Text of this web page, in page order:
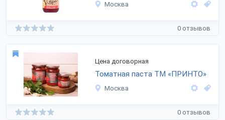
Москва
0 отзывов
Цена договорная
Томатная паста ТМ «ПРИНТО»
Москва
0 отзывов